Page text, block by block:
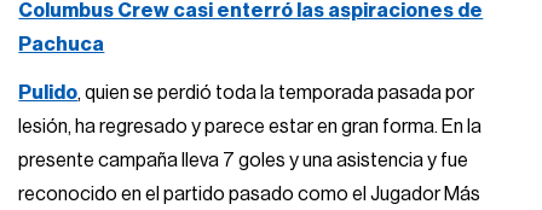
Columbus Crew casi enterró las aspiraciones de
Pachuca
Pulido, quien se perdió toda la temporada pasada por
lesión, ha regresado y parece estar en gran forma. En la
presente campaña lleva 7 goles y una asistencia y fue
reconocido en el partido pasado como el Jugador Más